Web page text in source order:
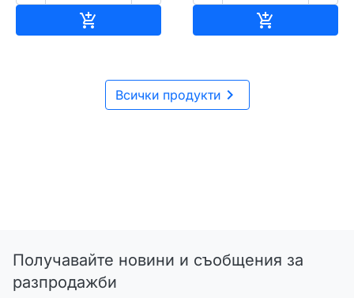
 
Всички продукти
Получавайте новини и съобщения за
разпродажби